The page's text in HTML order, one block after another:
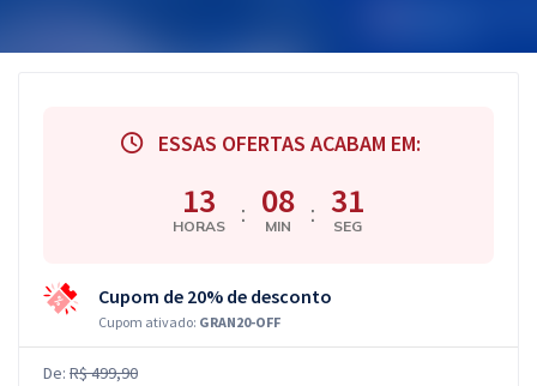
ESSAS OFERTAS ACABAM EM:
13
HORAS : 08
MIN : 30
SEG
Cupom de 20% de desconto
Cupom ativado: GRAN20-OFF
De: R$ 499,90